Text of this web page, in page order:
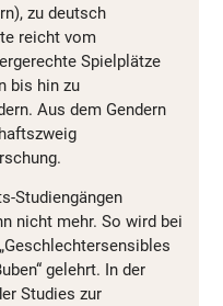
zu deutsch
reicht vom
Spielplätze
bis hin zu
Aus dem Gendern
Studiengängen
nicht mehr. So wird bei
gelehrt. In der
Studies zur